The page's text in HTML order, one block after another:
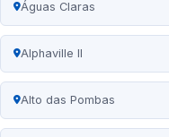
Águas Claras
Alphaville II
Alto das Pombas